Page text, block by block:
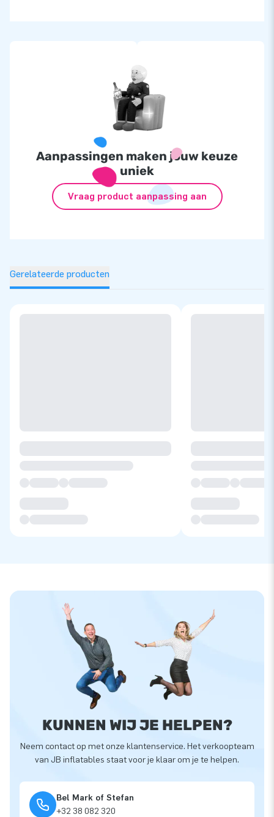
Aanpassingen maken jouw keuze
uniek
Vraag product aanpassing aan
Gerelateerde producten
KUNNEN WIJ JE HELPEN?
Neem contact op met onze klantenservice. Het verkoopteam
van JB inflatables staat voor je klaar om je te helpen.
Bel Mark of Stefan
+32 38 082 320